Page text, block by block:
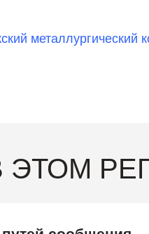
металлургический